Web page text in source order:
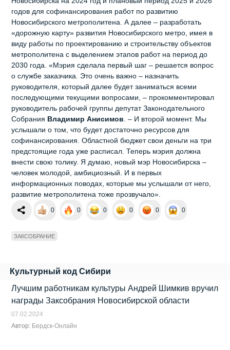
годов для софинансирования работ по развитию
Новосибирского метрополитена. А далее – разработать
«дорожную карту» развития Новосибирского метро, имея в
виду работы по проектированию и строительству объектов
метрополитена с выделением этапов работ на период до
2030 года. «Мэрия сделала первый шаг – решается вопрос
о службе заказчика. Это очень важно – назначить
руководителя, который далее будет заниматься всеми
последующими текущими вопросами, – прокомментировал
руководитель рабочей группы депутат Законодательного
Собрания Владимир Анисимов . – И второй момент. Мы
услышали о том, что будет достаточно ресурсов для
софинансирования. Областной бюджет свои деньги на три
предстоящие года уже расписал. Теперь мэрия должна
внести свою толику. Я думаю, новый мэр Новосибирска –
человек молодой, амбициозный. И в первых
информационных поводах, которые мы услышали от него,
развитие метрополитена тоже прозвучало».
0 0 0 0 0 0
ЗАКСОБРАНИЕ
Культурный код Сибири
Лучшим работникам культуры Андрей Шимкив вручил
награды Заксобрания Новосибирской области
07.02.2024
Автор: Бердск-Онлайн